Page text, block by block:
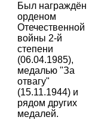
Был награждён
орденом
Отечественной
войны 2-й
степени
(06.04.1985),
медалью "За
отвагу"
(15.11.1944) и
рядом других
медалей.